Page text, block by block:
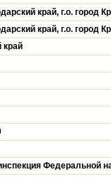
край, г.о. город
край, г.о. город
край
Федеральной